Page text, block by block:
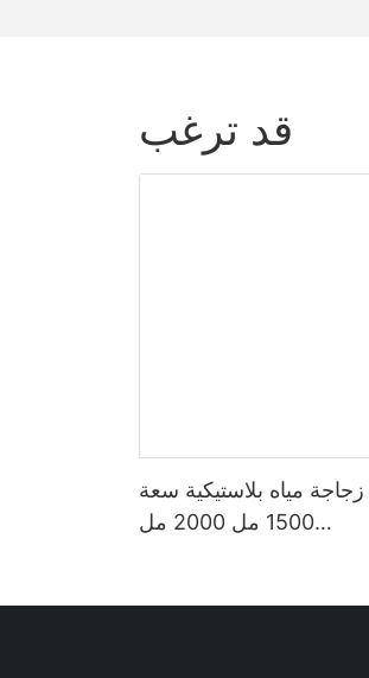
قد ترغب
زجاجة مياه بلاستيكية سعة
1500 مل 2000 مل